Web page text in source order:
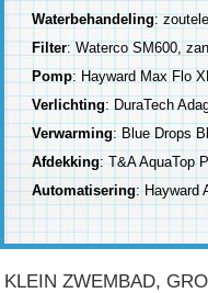
Waterbehandeling:
Filter: Waterco SM600,
Pomp: Hayward Max Flo
Verlichting: DuraTech
Verwarming: Blue Drops
Afdekking: T&A AquaTop
Automatisering: Hayward
KLEIN ZWEMBAD,